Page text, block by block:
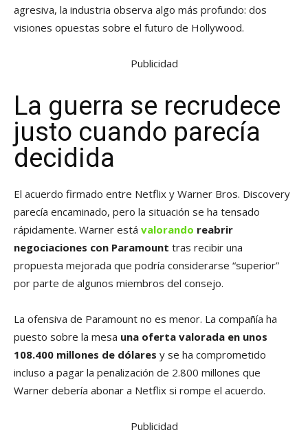
agresiva, la industria observa algo más profundo: dos
visiones opuestas sobre el futuro de Hollywood.
Publicidad
La guerra se recrudece
justo cuando parecía
decidida
El acuerdo firmado entre Netflix y Warner Bros. Discovery
parecía encaminado, pero la situación se ha tensado
rápidamente. Warner está valorando reabrir
negociaciones con Paramount tras recibir una
propuesta mejorada que podría considerarse “superior”
por parte de algunos miembros del consejo.
La ofensiva de Paramount no es menor. La compañía ha
puesto sobre la mesa una oferta valorada en unos
108.400 millones de dólares y se ha comprometido
incluso a pagar la penalización de 2.800 millones que
Warner debería abonar a Netflix si rompe el acuerdo.
Publicidad